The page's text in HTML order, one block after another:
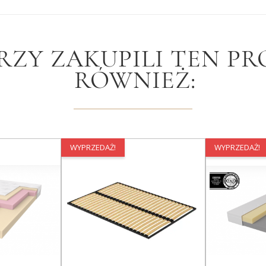
ZAKUPILI TEN
RÓWNIEŻ:
WYPRZEDAŻ! WYPRZEDAŻ!